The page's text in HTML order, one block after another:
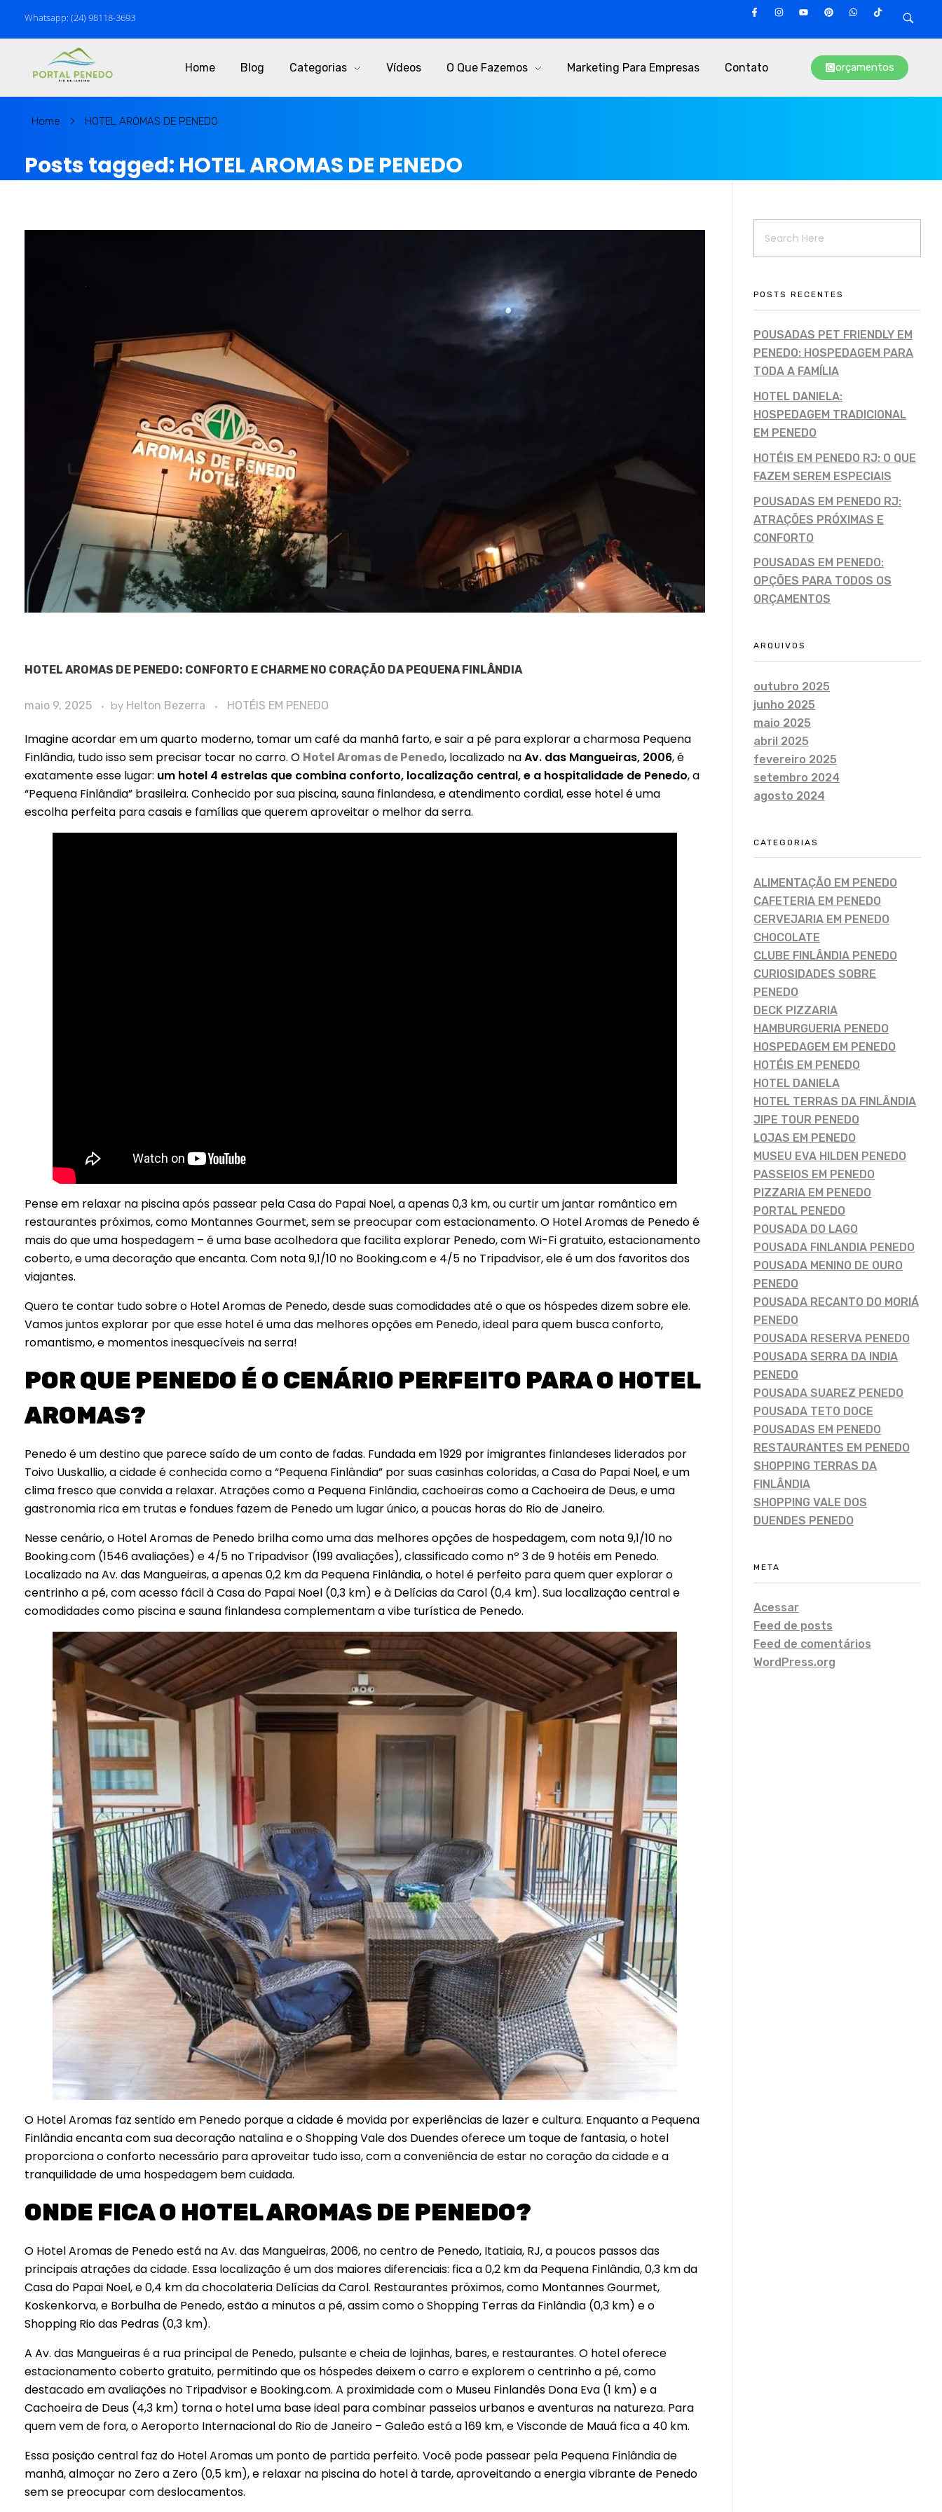
Whatsapp: (24) 98118-3693
P
ortal Penedo - Rio de Janeiro
Home Blog Categorias Vídeos O Que Fazemos Marketing Para Empresas Contato orçamentos
Home HOTEL AROMAS DE PENEDO
Posts tagged: HOTEL AROMAS DE PENEDO
HOTEL AROMAS DE PENEDO: CONFORTO E CHARME NO CORAÇÃO DA PEQUENA FINLÂNDIA
maio 9, 2025 by Helton Bezerra HOTÉIS EM PENEDO
Imagine acordar em um quarto moderno, tomar um café da manhã farto, e sair a pé para explorar a charmosa Pequena
Finlândia, tudo isso sem precisar tocar no carro. O Hotel Aromas de Penedo, localizado naAv. das Mangueiras, 2006, é
exatamente esse lugar: um hotel 4 estrelas que combina conforto, localização central, e a hospitalidade de Penedo, a
“Pequena Finlândia” brasileira. Conhecido por sua piscina, sauna finlandesa, e atendimento cordial, esse hotel é uma
escolha perfeita para casais e famílias que querem aproveitar o melhor da serra.
Pense em relaxar na piscina após passear pela Casa do Papai Noel, a apenas 0,3 km, ou curtir um jantar romântico em
restaurantes próximos, como Montannes Gourmet, sem se preocupar com estacionamento. O Hotel Aromas de Penedo é
mais do que uma hospedagem – é uma base acolhedora que facilita explorar Penedo, com Wi-Fi gratuito, estacionamento
coberto, e uma decoração que encanta. Com nota 9,1/10 no Booking.com e 4/5 no Tripadvisor, ele é um dos favoritos dos
viajantes.
Quero te contar tudo sobre o Hotel Aromas de Penedo, desde suas comodidades até o que os hóspedes dizem sobre ele.
Vamos juntos explorar por que esse hotel é uma das melhores opções em Penedo, ideal para quem busca conforto,
romantismo, e momentos inesquecíveis na serra!
POR QUE PENEDO É O CENÁRIO PERFEITO PARA O HOTEL
AROMAS?
Penedo é um destino que parece saído de um conto de fadas. Fundada em 1929 por imigrantes finlandeses liderados por
Toivo Uuskallio, a cidade é conhecida como a “Pequena Finlândia” por suas casinhas coloridas, a Casa do Papai Noel, e um
clima fresco que convida a relaxar. Atrações como a Pequena Finlândia, cachoeiras como a Cachoeira de Deus, e uma
gastronomia rica em trutas e fondues fazem de Penedo um lugar único, a poucas horas do Rio de Janeiro.
Nesse cenário, o Hotel Aromas de Penedo brilha como uma das melhores opções de hospedagem, com nota 9,1/10 no
Booking.com (1546 avaliações) e 4/5 no Tripadvisor (199 avaliações), classificado como nº 3 de 9 hotéis em Penedo.
Localizado na Av. das Mangueiras, a apenas 0,2 km da Pequena Finlândia, o hotel é perfeito para quem quer explorar o
centrinho a pé, com acesso fácil à Casa do Papai Noel (0,3 km) e à Delícias da Carol (0,4 km). Sua localização central e
comodidades como piscina e sauna finlandesa complementam a vibe turística de Penedo.
O Hotel Aromas faz sentido em Penedo porque a cidade é movida por experiências de lazer e cultura. Enquanto a Pequena
Finlândia encanta com sua decoração natalina e o Shopping Vale dos Duendes oferece um toque de fantasia, o hotel
proporciona o conforto necessário para aproveitar tudo isso, com a conveniência de estar no coração da cidade e a
tranquilidade de uma hospedagem bem cuidada.
ONDE FICA O HOTEL AROMAS DE PENEDO?
O Hotel Aromas de Penedo está na Av. das Mangueiras, 2006, no centro de Penedo, Itatiaia, RJ, a poucos passos das
principais atrações da cidade. Essa localização é um dos maiores diferenciais: fica a 0,2 km da Pequena Finlândia, 0,3 km da
Casa do Papai Noel, e 0,4 km da chocolateria Delícias da Carol. Restaurantes próximos, como Montannes Gourmet,
Koskenkorva, e Borbulha de Penedo, estão a minutos a pé, assim como o Shopping Terras da Finlândia (0,3 km) e o
Shopping Rio das Pedras (0,3 km).
A Av. das Mangueiras é a rua principal de Penedo, pulsante e cheia de lojinhas, bares, e restaurantes. O hotel oferece
estacionamento coberto gratuito, permitindo que os hóspedes deixem o carro e explorem o centrinho a pé, como
destacado em avaliações no Tripadvisor e Booking.com. A proximidade com o Museu Finlandês Dona Eva (1 km) e a
Cachoeira de Deus (4,3 km) torna o hotel uma base ideal para combinar passeios urbanos e aventuras na natureza. Para
quem vem de fora, o Aeroporto Internacional do Rio de Janeiro – Galeão está a 169 km, e Visconde de Mauá fica a 40 km.
Essa posição central faz do Hotel Aromas um ponto de partida perfeito. Você pode passear pela Pequena Finlândia de
manhã, almoçar no Zero a Zero (0,5 km), e relaxar na piscina do hotel à tarde, aproveitando a energia vibrante de Penedo
sem se preocupar com deslocamentos.
POSTS RECENTES
POUSADAS PET FRIENDLY EM
PENEDO: HOSPEDAGEM PARA
TODA A FAMÍLIA
HOTEL DANIELA:
HOSPEDAGEM TRADICIONAL
EM PENEDO
HOTÉIS EM PENEDO RJ: O QUE
FAZEM SEREM ESPECIAIS
POUSADAS EM PENEDO RJ:
ATRAÇÕES PRÓXIMAS E
CONFORTO
POUSADAS EM PENEDO:
OPÇÕES PARA TODOS OS
ORÇAMENTOS
ARQUIVOS
outubro 2025
junho 2025
maio 2025
abril 2025
fevereiro 2025
setembro 2024
agosto 2024
CATEGORIAS
ALIMENTAÇÃO EM PENEDO
CAFETERIA EM PENEDO
CERVEJARIA EM PENEDO
CHOCOLATE
CLUBE FINLÂNDIA PENEDO
CURIOSIDADES SOBRE
PENEDO
DECK PIZZARIA
HAMBURGUERIA PENEDO
HOSPEDAGEM EM PENEDO
HOTÉIS EM PENEDO
HOTEL DANIELA
HOTEL TERRAS DA FINLÂNDIA
JIPE TOUR PENEDO
LOJAS EM PENEDO
MUSEU EVA HILDEN PENEDO
PASSEIOS EM PENEDO
PIZZARIA EM PENEDO
PORTAL PENEDO
POUSADA DO LAGO
POUSADA FINLANDIA PENEDO
POUSADA MENINO DE OURO
PENEDO
POUSADA RECANTO DO MORIÁ
PENEDO
POUSADA RESERVA PENEDO
POUSADA SERRA DA INDIA
PENEDO
POUSADA SUAREZ PENEDO
POUSADA TETO DOCE
POUSADAS EM PENEDO
RESTAURANTES EM PENEDO
SHOPPING TERRAS DA
FINLÂNDIA
SHOPPING VALE DOS
DUENDES PENEDO
META
Acessar
Feed de posts
Feed de comentários
WordPress.org